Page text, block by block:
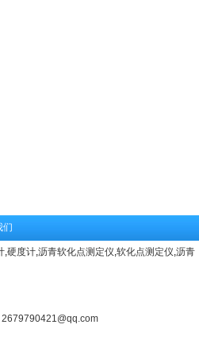
们
,硬度计,沥青软化点测定仪,软化点测定仪,沥青
2679790421@qq.com